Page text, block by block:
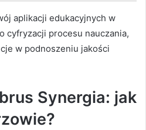
aplikacji edukacyjnych w
cyfryzacji procesu nauczania,
w podnoszeniu jakości
Synergia: jak